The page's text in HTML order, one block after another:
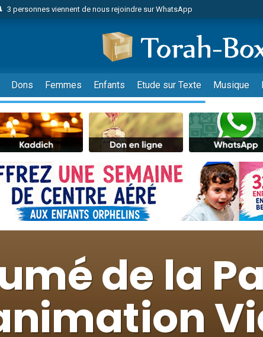
3 personnes viennent de nous rejoindre sur WhatsApp
3 personnes viennent de faire un don pour 5 jours de vacances aux
3 personnes viennent de faire un don pour Diane, 80 ans, dans un
2 personnes viennent de nous rejoindre sur WhatsApp
13 personnes viennent de demander une bénédiction
30 personnes viennent de faire un don pour Sauvez la jambe de Yohan
Il reste 49 places pour étudier en groupe sur Zoom
12 nouvelles musiques dans Torah-Box Music
3 personnes viennent de nous rejoindre sur WhatsApp
2 personnes viennent de nous rejoindre sur WhatsApp
2 nouvelles musiques dans Torah-Box Music
3 personnes viennent de nous rejoindre sur WhatsApp
Nouvelle émission radio : Visions de grandeur n°104 : Le Chabbath et le
61 personnes viennent de demander une bénédiction
Il reste 49 places pour étudier en groupe sur Zoom
Ariel vient de donner son Maasser
Nathaniel vient de donner son Maasser
Dons Femmes Enfants Etude sur Texte Musique